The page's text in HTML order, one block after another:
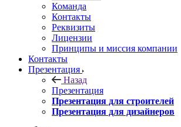
Команда
Контакты
Реквизиты
Лицензии
Принципы и миссия компании
Контакты
Презентация
Назад
Презентация
Презентация для строителей
Презентация для дизайнеров